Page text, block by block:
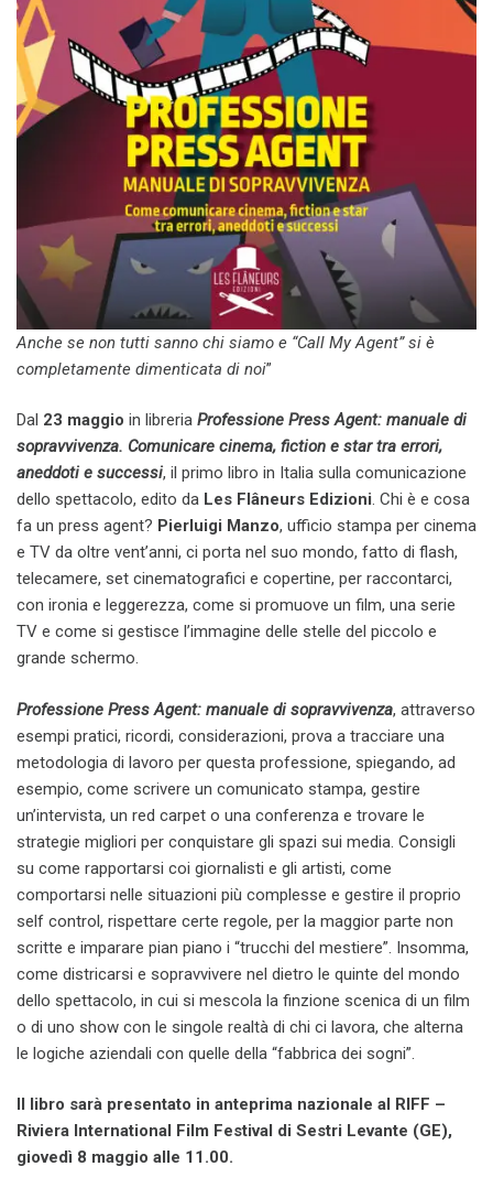
Anche se non tutti sanno chi siamo e “Call My Agent” si è
completamente dimenticata di noi”
Dal 23 maggio in libreria Professione Press Agent: manuale di
sopravvivenza. Comunicare cinema, fiction e star tra errori,
aneddoti e successi, il primo libro in Italia sulla comunicazione
dello spettacolo, edito da Les Flâneurs Edizioni. Chi è e cosa
fa un press agent? Pierluigi Manzo, ufficio stampa per cinema
e TV da oltre vent’anni, ci porta nel suo mondo, fatto di flash,
telecamere, set cinematografici e copertine, per raccontarci,
con ironia e leggerezza, come si promuove un film, una serie
TV e come si gestisce l’immagine delle stelle del piccolo e
grande schermo.
Professione Press Agent: manuale di sopravvivenza, attraverso
esempi pratici, ricordi, considerazioni, prova a tracciare una
metodologia di lavoro per questa professione, spiegando, ad
esempio, come scrivere un comunicato stampa, gestire
un’intervista, un red carpet o una conferenza e trovare le
strategie migliori per conquistare gli spazi sui media. Consigli
su come rapportarsi coi giornalisti e gli artisti, come
comportarsi nelle situazioni più complesse e gestire il proprio
self control, rispettare certe regole, per la maggior parte non
scritte e imparare pian piano i “trucchi del mestiere”. Insomma,
come districarsi e sopravvivere nel dietro le quinte del mondo
dello spettacolo, in cui si mescola la finzione scenica di un film
o di uno show con le singole realtà di chi ci lavora, che alterna
le logiche aziendali con quelle della “fabbrica dei sogni”.
Il libro sarà presentato in anteprima nazionale al RIFF –
Riviera International Film Festival di Sestri Levante (GE),
giovedì 8 maggio alle 11.00.